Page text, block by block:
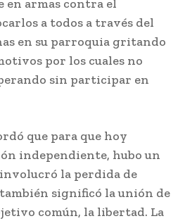
en armas contra el
a todos a través del
en su parroquia gritando
por los cuales no
sin participar en
que para que hoy
independiente, hubo un
la perdida de
significó la unión de
común, la libertad. La